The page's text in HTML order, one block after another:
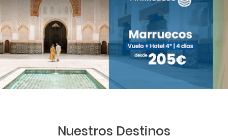
Nuestros Destinos